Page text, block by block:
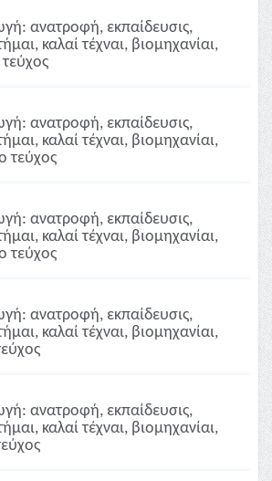
ανατροφή, εκπαίδευσις,
καλαί τέχναι, βιομηχανίαι,
ανατροφή, εκπαίδευσις,
καλαί τέχναι, βιομηχανίαι,
τεύχος
ανατροφή, εκπαίδευσις,
καλαί τέχναι, βιομηχανίαι,
τεύχος
ανατροφή, εκπαίδευσις,
καλαί τέχναι, βιομηχανίαι,
ανατροφή, εκπαίδευσις,
καλαί τέχναι, βιομηχανίαι,